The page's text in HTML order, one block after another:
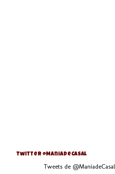
Twitter @ManiaDeCasal
Tweets de @ManiadeCasal